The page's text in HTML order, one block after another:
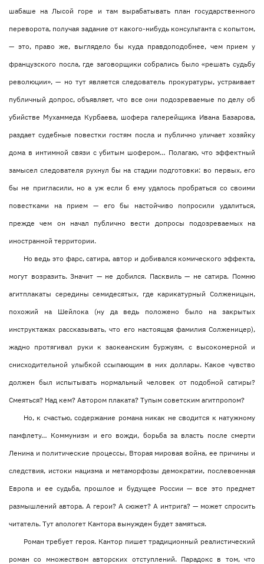
шабаше на Лысой горе и там вырабатывать план государственного
переворота, получая задание от какого-нибудь консультанта с копытом,
— это, право же, выглядело бы куда правдоподобнее, чем прием у
французского посла, где заговорщики собрались было «решать судьбу
революции», — но тут является следователь прокуратуры, устраивает
публичный допрос, объявляет, что все они подозреваемые по делу об
убийстве Мухаммеда Курбаева, шофера галерейщика Ивана Базарова,
раздает судебные повестки гостям посла и публично уличает хозяйку
дома в интимной связи с убитым шофером… Полагаю, что эффектный
замысел следователя рухнул бы на стадии подготовки: во первых, его
бы не пригласили, но а уж если б ему удалось пробраться со своими
повестками на прием — его бы настойчиво попросили удалиться,
прежде чем он начал публично вести допросы подозреваемых на
иностранной территории.
Но ведь это фарс, сатира, автор и добивался комического эффекта,
могут возразить. Значит — не добился. Пасквиль — не сатира. Помню
агитплакаты середины семидесятых, где карикатурный Солженицын,
похожий на Шейлока (ну да ведь положено было на закрытых
инструктажах рассказывать, что его настоящая фамилия Солженицер),
жадно протягивал руки к заокеанским буржуям, с высокомерной и
снисходительной улыбкой ссыпающим в них доллары. Какое чувство
должен был испытывать нормальный человек от подобной сатиры?
Смеяться? Над кем? Автором плаката? Тупым советским агитпропом?
Но, к счастью, содержание романа никак не сводится к натужному
памфлету… Коммунизм и его вожди, борьба за власть после смерти
Ленина и политические процессы, Вторая мировая война, ее причины и
следствия, истоки нацизма и метаморфозы демократии, послевоенная
Европа и ее судьба, прошлое и будущее России — все это предмет
размышлений автора. А герои? А сюжет? А интрига? — может спросить
читатель. Тут апологет Кантора вынужден будет замяться.
Роман требует героя. Кантор пишет традиционный реалистический
роман со множеством авторских отступлений. Парадокс в том, что